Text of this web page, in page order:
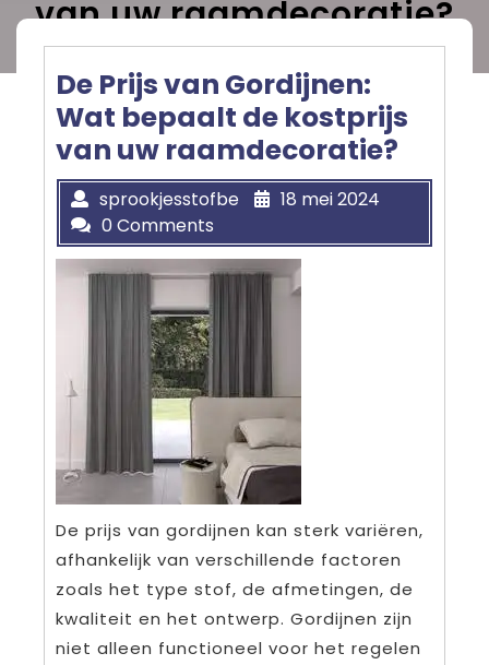
van uw raamdecoratie?
De Prijs van Gordijnen:
Wat bepaalt de kostprijs
van uw raamdecoratie?
sprookjesstofbe
18 mei 2024
0 Comments
De prijs van gordijnen kan sterk variëren,
afhankelijk van verschillende factoren
zoals het type stof, de afmetingen, de
kwaliteit en het ontwerp. Gordijnen zijn
niet alleen functioneel voor het regelen